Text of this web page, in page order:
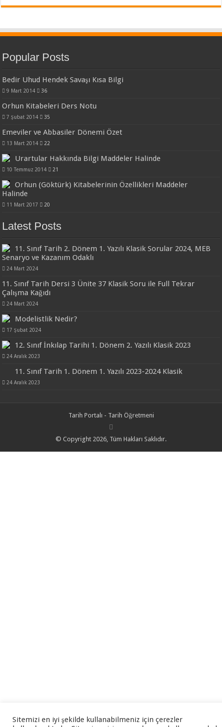
Popular Posts
Bedir Uhud Hendek Savaşı Kısa Bilgi
9 Mart 2014 36
Orhun Kitabeleri Ders Notu
7 Şubat 2014 35
Emeviler ve Abbasiler Dönemi Özet
13 Mart 2014 22
Urartular Hakkında Bilgi Maddeler Halinde
10 Temmuz 2014 21
Orhun (Göktürk) Kitabelerinin Özellikleri Maddeler
Halinde
11 Mart 2017 20
Latest Posts
11. Sınıf Tarih 2. Dönem 1. Yazılı Klasik Sorular 2024, MEB
Senaryo ve Kazanım Odaklı
24 Mart 2024
11. Sınıf Tarih Dersi 3 Ünite 37 Klasik Soru ile Full Tekrar
Çalışma Kağıdı
24 Mart 2024
Modelistlik Nedir?
17 Şubat 2024
12. Sınıf İnkılap Tarihi 1. Dönem 2. Yazılı Klasik 2023
24 Aralık 2023
11. Sınıf Tarih 1. Dönem 1. Yazılı 2023-2024 Klasik
24 Aralık 2023
Tarih Portalı - Tarih Öğretmeni
© Copyright 2026, Tüm Hakları Saklıdır.
Sitemizi en iyi şekilde kullanabilmeniz için çerezler